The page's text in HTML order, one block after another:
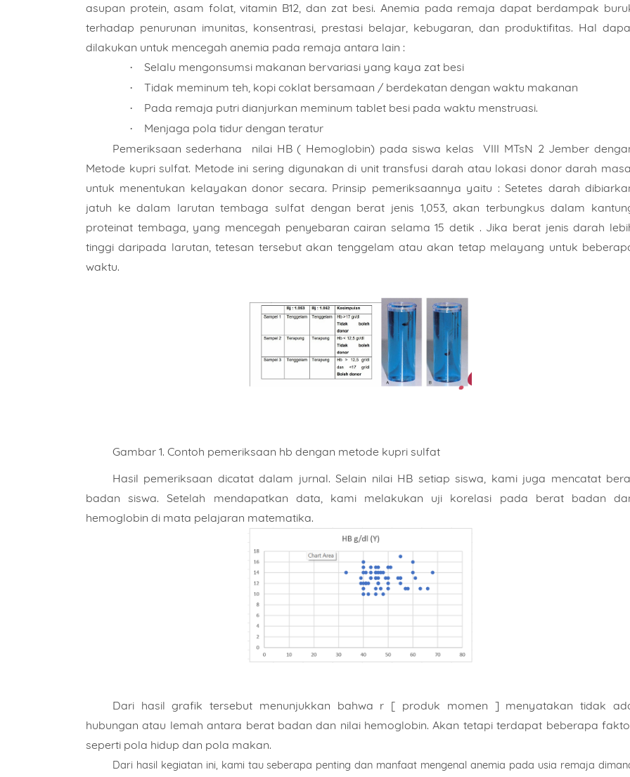
asupan protein, asam folat, vitamin B12, dan zat besi. Anemia pada remaja dapat berdampak
terhadap penurunan imunitas, konsentrasi, prestasi belajar, kebugaran, dan produktifitas. Hal
dilakukan untuk mencegah anemia pada remaja antara lain :
· Selalu mengonsumsi makanan bervariasi yang kaya zat besi
· Tidak meminum teh, kopi coklat bersamaan / berdekatan dengan waktu makanan
· Pada remaja putri dianjurkan meminum tablet besi pada waktu menstruasi.
·
Menjaga pola tidur dengan teratur
Pemeriksaan sederhana nilai HB ( Hemoglobin) pada siswa kelas VIII MTsN 2 Jember
Metode kupri sulfat. Metode ini sering digunakan di unit transfusi darah atau lokasi donor darah
untuk menentukan kelayakan donor secara. Prinsip pemeriksaannya yaitu : Setetes darah
jatuh ke dalam larutan tembaga sulfat dengan berat jenis 1,053, akan terbungkus dalam
proteinat tembaga, yang mencegah penyebaran cairan selama 15 detik . Jika berat jenis darah
tinggi daripada larutan, tetesan tersebut akan tenggelam atau akan tetap melayang untuk
waktu.
Gambar 1. Contoh pemeriksaan hb dengan metode kupri sulfat
Hasil pemeriksaan dicatat dalam jurnal. Selain nilai HB setiap siswa, kami juga mencatat
badan siswa. Setelah mendapatkan data, kami melakukan uji korelasi pada berat badan
hemoglobin di mata pelajaran matematika.
Dari hasil grafik tersebut menunjukkan bahwa r [ produk momen ] menyatakan tidak
hubungan atau lemah antara berat badan dan nilai hemoglobin. Akan tetapi terdapat beberapa
seperti pola hidup dan pola makan.
Dari hasil kegiatan ini, kami tau seberapa penting dan manfaat mengenal anemia pada usia remaja